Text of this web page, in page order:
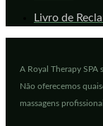
Livro de
A Royal Therapy SPA
Não oferecemos
massagens